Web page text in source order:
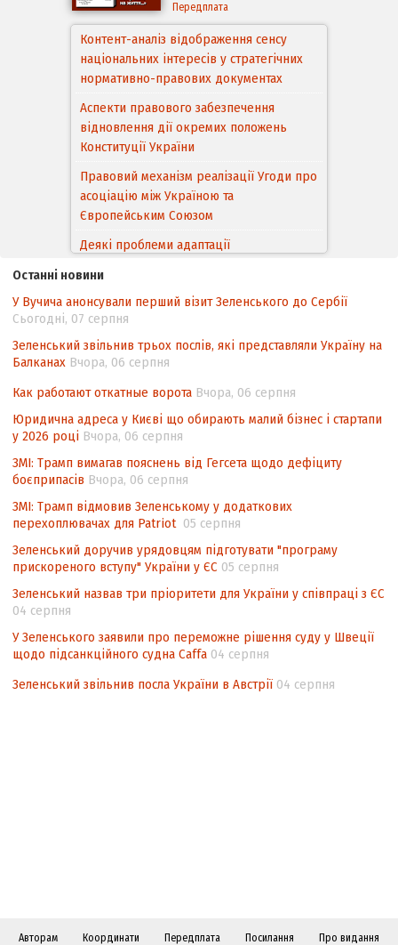
Передплата
Контент-аналіз відображення сенсу
національних інтересів у стратегічних
нормативно-правових документах
Аспекти правового забезпечення
відновлення дії окремих положень
Конституції України
Правовий механізм реалізації Угоди про
асоціацію між Україною та
Європейським Cоюзом
Деякі проблеми адаптації
походження товарів відповідно до
Угоди про торговельні аспекти прав
інтелектуальної власності (TRIPS) у
контексті євроінтеграції
Аналіз виборчого законодавства щодо
невизначеності механізму повторного
підрахунку голосів виборців
Інформаційна безпека суспільства
Останні новини
У Вучича анонсували перший візит Зеленського до Сербії
Сьогодні, 07 серпня
Зеленський звільнив трьох послів, які представляли Україну на
Балканах Вчора, 06 серпня
Как работают откатные ворота Вчора, 06 серпня
Юридична адреса у Києві що обирають малий бізнес і стартапи
у 2026 році Вчора, 06 серпня
ЗМІ: Трамп вимагав пояснень від Гегсета щодо дефіциту
боєприпасів Вчора, 06 серпня
ЗМІ: Трамп відмовив Зеленському у додаткових
перехоплювачах для Patriot 05 серпня
Зеленський доручив урядовцям підготувати "програму
прискореного вступу" України у ЄС 05 серпня
Зеленський назвав три пріоритети для України у співпраці з ЄС
04 серпня
У Зеленського заявили про переможне рішення суду у Швеції
щодо підсанкційного судна Caffa 04 серпня
Зеленський звільнив посла України в Австрії 04 серпня
Авторам Координати Передплата Посилання Про видання